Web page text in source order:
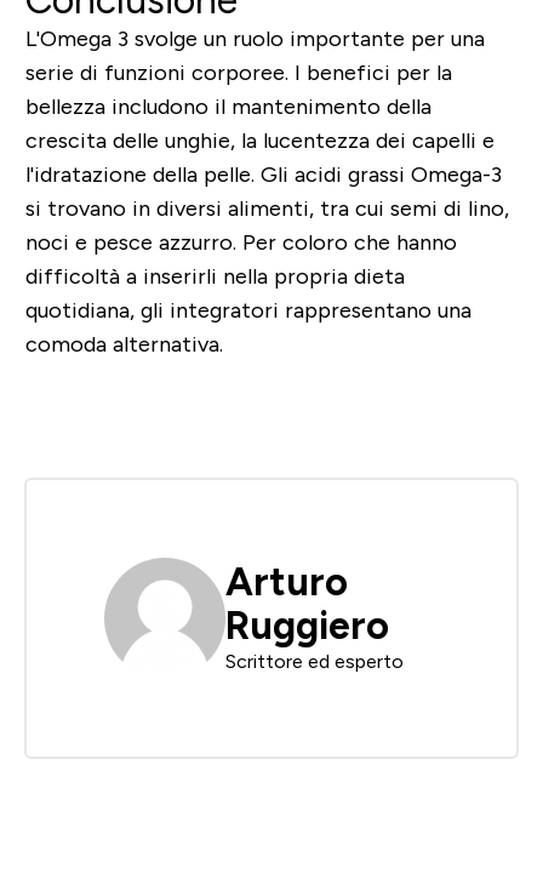
L'Omega 3 svolge un ruolo importante per una
serie di funzioni corporee. I benefici per la
bellezza includono il mantenimento della
crescita delle unghie, la lucentezza dei capelli e
l'idratazione della pelle. Gli acidi grassi Omega-3
si trovano in diversi alimenti, tra cui semi di lino,
noci e pesce azzurro. Per coloro che hanno
difficoltà a inserirli nella propria dieta
quotidiana, gli integratori rappresentano una
comoda alternativa.
Arturo
Ruggiero
Scrittore ed esperto